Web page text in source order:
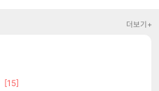
더보기+
[15]